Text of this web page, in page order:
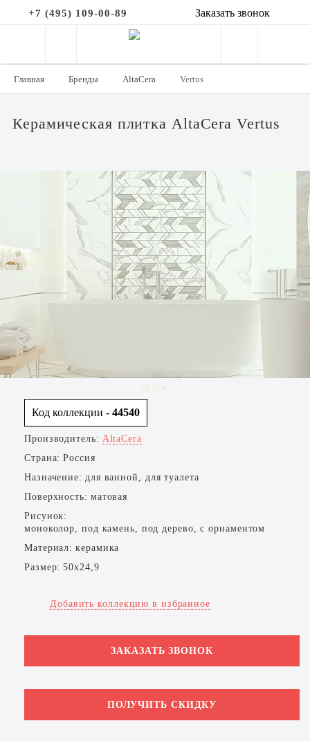
+7 (495) 109-00-89 Заказать звонок
Главная Бренды AltaCera Vertus
Керамическая плитка AltaCera Vertus
Код коллекции - 44540
Производитель: AltaCera
Страна: Россия
Назначение: для ванной, для туалета
Поверхность: матовая
Рисунок:
моноколор, под камень, под дерево, с орнаментом
Материал: керамика
Размер: 50x24,9
Добавить коллекцию в избранное
ЗАКАЗАТЬ ЗВОНОК
ПОЛУЧИТЬ СКИДКУ